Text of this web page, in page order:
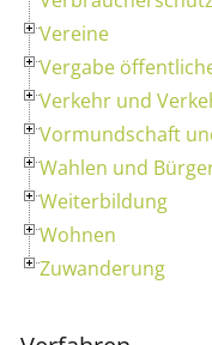
Vereine
Vergabe
Verkehr und
Vormundschaft
Wahlen und
Weiterbildung
Wohnen
Zuwanderung